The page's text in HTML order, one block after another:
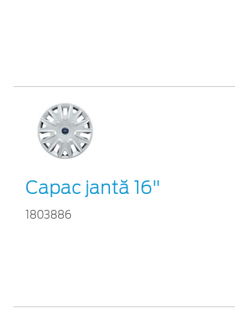
Capac jantă 16"
1803886